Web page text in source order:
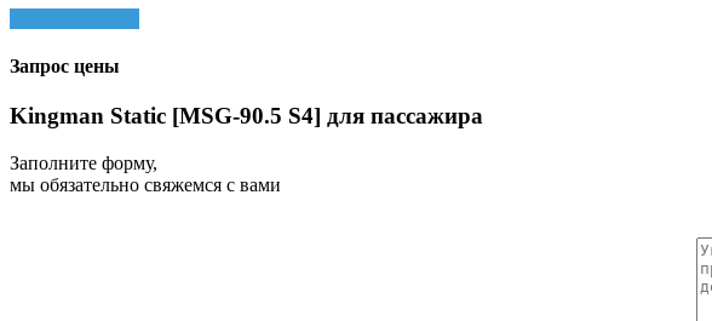
Запрос цены
Kingman Static [MSG-90.5 S4] для пассажира
Заполните форму,
мы обязательно свяжемся с вами